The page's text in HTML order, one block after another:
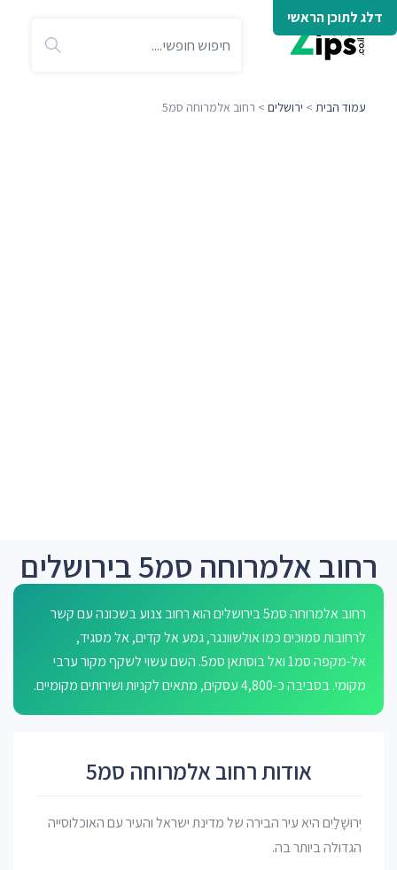
דלג לתוכן הראשי
עמוד הבית > ירושלים > רחוב אלמרוחה סמ5
רחוב אלמרוחה סמ5 בירושלים
רחוב אלמרוחה סמ5 בירושלים הוא רחוב צנוע בשכונה עם קשר
לרחובות סמוכים כמו אולשוונגר, גמע אל קדים, אל מסגיד,
אל-מקפה סמ1 ואל בוסתאן סמ5. השם עשוי לשקף מקור ערבי
מקומי. בסביבה כ-4,800 עסקים, מתאים לקניות ושירותים מקומיים.
אודות רחוב אלמרוחה סמ5
יְרוּשָׁלַיִם היא עיר הבירה של מדינת ישראל והעיר עם האוכלוסייה
הגדולה ביותר בה.